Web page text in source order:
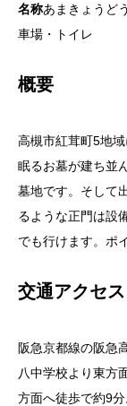
名称あまきょうど
車場・トイレ
概要
高槻市紅茸町5地
眠るお墓が建ち並
墓地です。そして
るような正門は設
でも行けます。ポ
交通アクセス
阪急京都線の阪急
八中学校より東方
方面へ徒歩で約9